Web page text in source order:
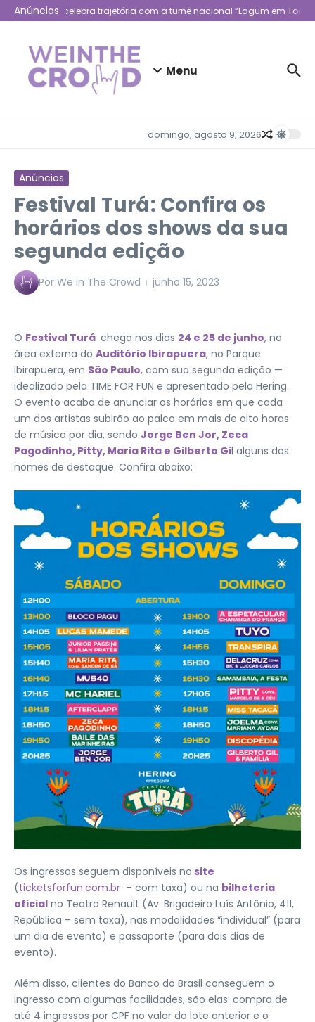
Ir para o conteúdo
Anúncios
Lagum celebra trajetória com a turnê nacional “Lagum em Todo
Menu
domingo, agosto 9, 2026
Anúncios
Festival Turá: Confira os
horários dos shows da sua
segunda edição
Por We In The Crowd junho 15, 2023
O Festival Turá chega nos dias 24 e 25 de junho, na
área externa do Auditório Ibirapuera, no Parque
Ibirapuera, em São Paulo, com sua segunda edição —
idealizado pela TIME FOR FUN e apresentado pela Hering.
O evento acaba de anunciar os horários em que cada
um dos artistas subirão ao palco em mais de oito horas
de música por dia, sendo Jorge Ben Jor, Zeca
Pagodinho, Pitty, Maria Rita e Gilberto Gil alguns dos
nomes de destaque. Confira abaixo:
Os ingressos seguem disponíveis no site
(ticketsforfun.com.br – com taxa) ou na bilheteria
oficial no Teatro Renault (Av. Brigadeiro Luís Antônio, 411,
República – sem taxa), nas modalidades “individual” (para
um dia de evento) e passaporte (para dois dias de
evento).
Além disso, clientes do Banco do Brasil conseguem o
ingresso com algumas facilidades, são elas: compra de
até 4 ingressos por CPF no valor do lote anterior e o